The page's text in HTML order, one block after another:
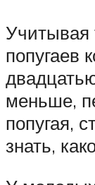
Учитывая
попугаев
меньше,
попугая,
знать,